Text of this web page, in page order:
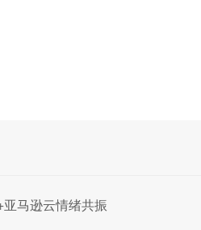
马逊云情绪共振